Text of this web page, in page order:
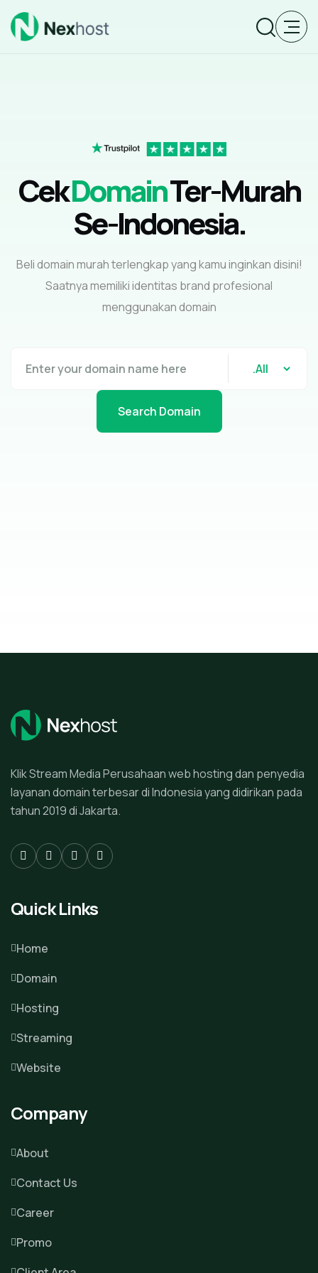
CekDomainTer-Murah
Se-Indonesia.
Beli domain murah terlengkap yang kamu inginkan disini!
Saatnya memiliki identitas brand profesional
menggunakan domain
Search Domain
Klik Stream Media Perusahaan web hosting dan penyedia
layanan domain terbesar di Indonesia yang didirikan pada
tahun 2019 di Jakarta.
Quick Links
Home
Domain
Hosting
Streaming
Website
Company
About
Contact Us
Career
Promo